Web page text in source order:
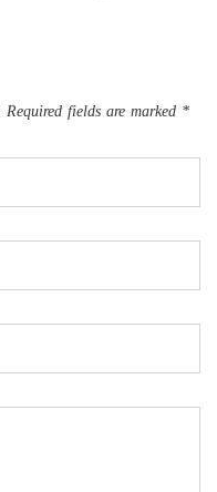
Required fields are marked *